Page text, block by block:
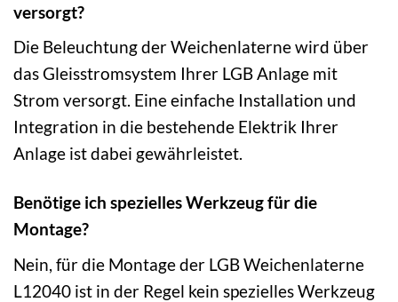
versorgt?
Die Beleuchtung der Weichenlaterne wird über
das Gleisstromsystem Ihrer LGB Anlage mit
Strom versorgt. Eine einfache Installation und
Integration in die bestehende Elektrik Ihrer
Anlage ist dabei gewährleistet.
Benötige ich spezielles Werkzeug für die
Montage?
Nein, für die Montage der LGB Weichenlaterne
L12040 ist in der Regel kein spezielles Werkzeug